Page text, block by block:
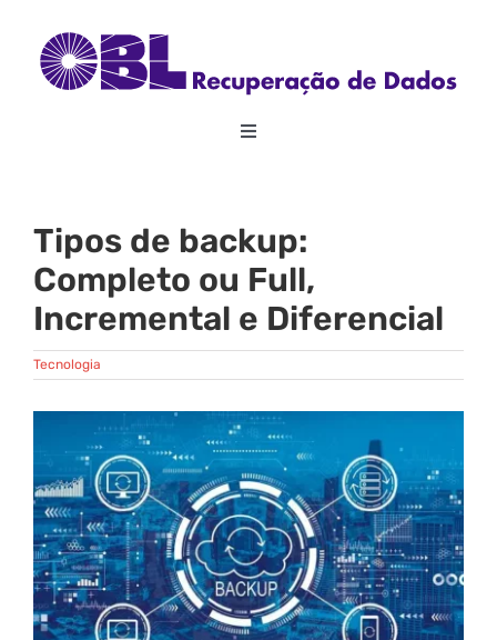
content
Toggle
Sobre
Recuperação de Dados
Outros Serviços
Parceria
Blog
Tipos de backup:
Completo ou Full,
Incremental e Diferencial
Tecnologia
Image